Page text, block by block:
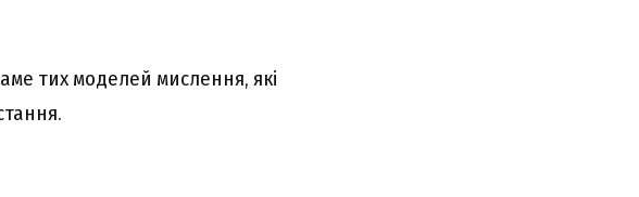
тих моделей мислення, які